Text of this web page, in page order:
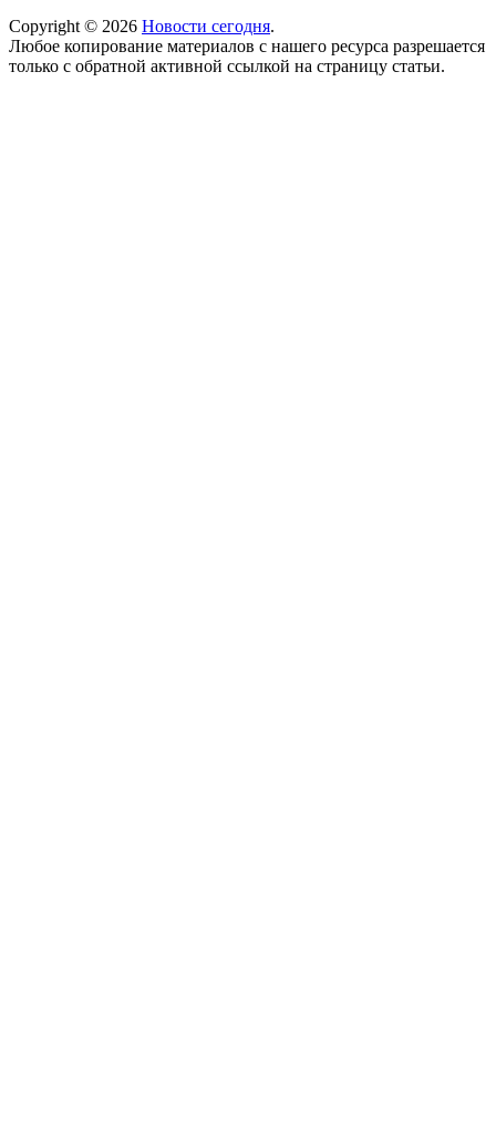
Copyright © 2026 Новости сегодня.
Любое копирование материалов с нашего ресурса разрешается
только с обратной активной ссылкой на страницу статьи.